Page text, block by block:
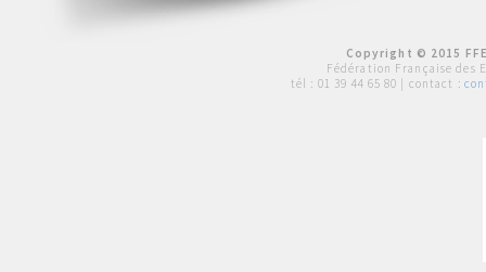
Copyright © 2015
Fédération Française des
tél : 01 39 44 65 80 | contact :